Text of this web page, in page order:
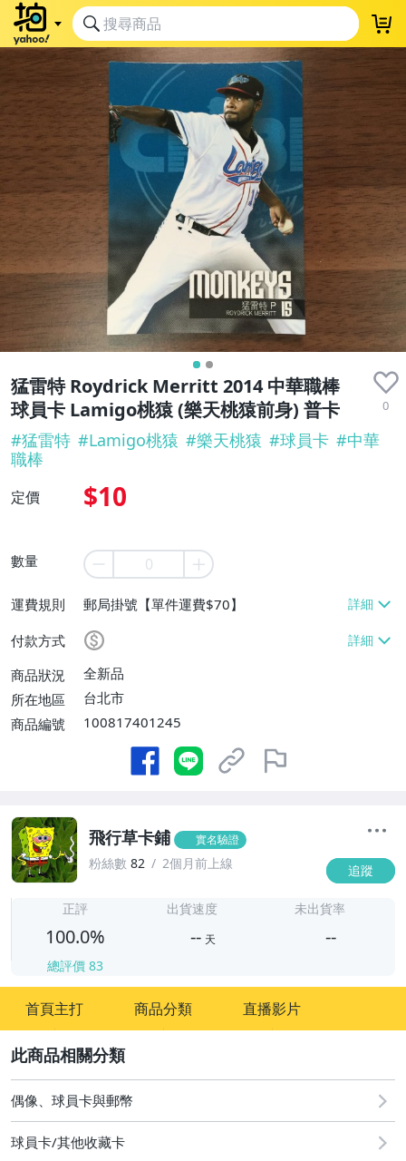
猛雷特 Roydrick Merritt 2014 中華職棒
球員卡 Lamigo桃猿 (樂天桃猿前身) 普卡
0
#猛雷特 #Lamigo桃猿 #樂天桃猿 #球員卡 #中華
職棒
定價 $10
數量
運費規則
郵局掛號【單件運費$70】
付款方式
商品狀況
全新品
所在地區
台北市
商品編號
100817401245
飛行草卡鋪 實名驗證
粉絲數 82 2個月前上線 追蹤
正評
100.0%
總評價 83
出貨速度
-- 天
未出貨率
--
首頁主打 商品分類 直播影片
偶像、球員卡與郵幣
球員卡/其他收藏卡